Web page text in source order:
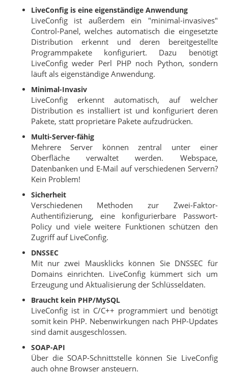
LiveConfig is eine eigenständige Anwendung
LiveConfig ist außerdem ein "minimal-invasives"
Control-Panel, welches automatisch die eingesetzte
Distribution erkennt und deren bereitgestellte
Programmpakete konfiguriert. Dazu benötigt
LiveConfig weder Perl PHP noch Python, sondern
läuft als eigenständige Anwendung.
Minimal-Invasiv
LiveConfig erkennt automatisch, auf welcher
Distribution es installiert ist und konfiguriert deren
Pakete, statt proprietäre Pakete aufzudrücken.
Multi-Server-fähig
Mehrere Server können zentral unter einer
Oberfläche verwaltet werden. Webspace,
Datenbanken und E-Mail auf verschiedenen Servern?
Kein Problem!
Sicherheit
Verschiedenen Methoden zur Zwei-Faktor-
Authentifizierung, eine konfigurierbare Passwort-
Policy und viele weitere Funktionen schützen den
Zugriff auf LiveConfig.
DNSSEC
Mit nur zwei Mausklicks können Sie DNSSEC für
Domains einrichten. LiveConfig kümmert sich um
Erzeugung und Aktualisierung der Schlüsseldaten.
Braucht kein PHP/MySQL
LiveConfig ist in C/C++ programmiert und benötigt
somit kein PHP. Nebenwirkungen nach PHP-Updates
sind damit ausgeschlossen.
SOAP-API
Über die SOAP-Schnittstelle können Sie LiveConfig
auch ohne Browser ansteuern.